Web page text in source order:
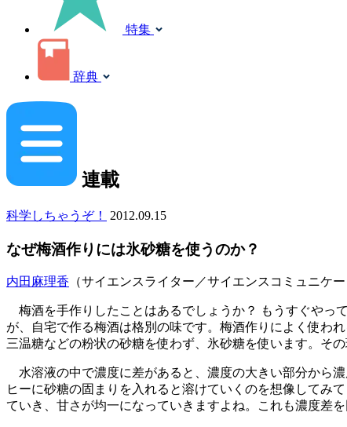
特集
辞典
連載
科学しちゃうぞ！ 2012.09.15
なぜ梅酒作りには氷砂糖を使うのか？
内田麻理香 （サイエンスライター／サイエンスコミュニケー
梅酒を手作りしたことはあるでしょうか？ もうすぐやっ
が、自宅で作る梅酒は格別の味です。梅酒作りによく使わ
三温糖などの粉状の砂糖を使わず、氷砂糖を使います。その
水溶液の中で濃度に差があると、濃度の大きい部分から
ヒーに砂糖の固まりを入れると溶けていくのを想像してみ
ていき、甘さが均一になっていきますよね。これも濃度差